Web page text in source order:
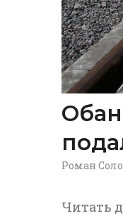
Роман
Читать